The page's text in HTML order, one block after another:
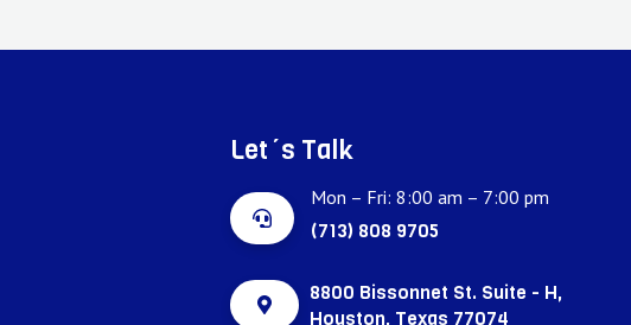
Let´s Talk
Mon – Fri: 8:00 am – 7:00 pm
(713) 808 9705
8800 Bissonnet St. Suite - H,
Houston, Texas 77074